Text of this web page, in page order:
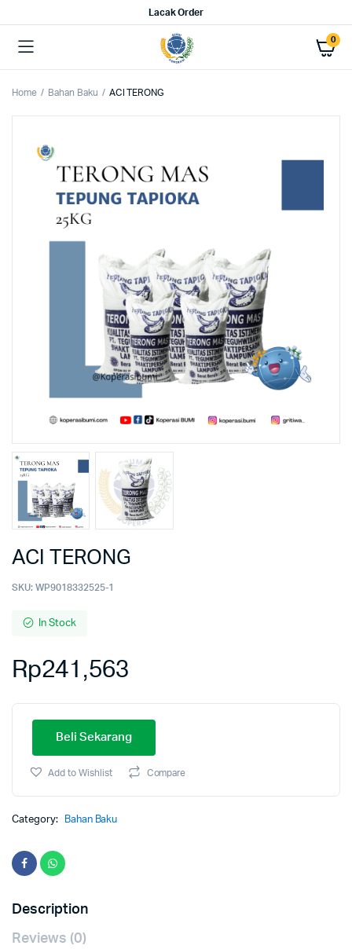
Lacak Order
0
Home Bahan Baku ACI TERONG
ACI TERONG
SKU: WP9018332525-1
In Stock
Rp241,563
Beli Sekarang
Add to Wishlist Compare
Category: Bahan Baku
Description
Reviews (0)